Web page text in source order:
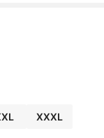
respirant
XXXL